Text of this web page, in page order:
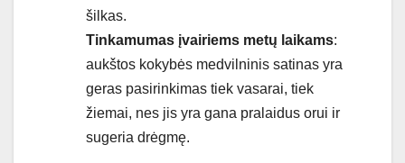
šilkas.
Tinkamumas įvairiems metų laikams:
aukštos kokybės medvilninis satinas yra
geras pasirinkimas tiek vasarai, tiek
žiemai, nes jis yra gana pralaidus orui ir
sugeria drėgmę.